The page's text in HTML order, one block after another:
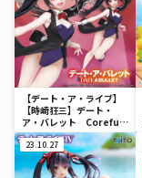
【デート・ア・ライブ】
【時崎狂三】デート・
ア・バレット Coreful
フィギュア 時崎狂三～
バニーver.～Renewal
23.10.27